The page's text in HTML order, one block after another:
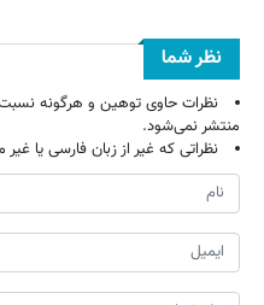
نظر شما
نظرات حاوی توهین و هرگونه
منتشر نمی‌شود.
نظراتی که غیر از زبان فارسی یا